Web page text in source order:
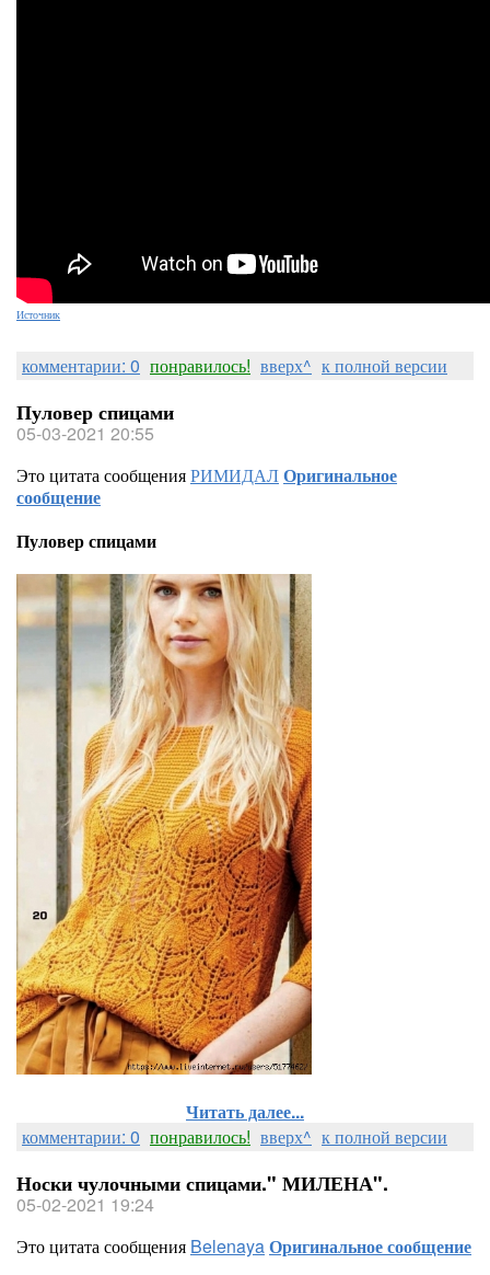
Источник
комментарии: 0 понравилось! вверх^ к полной версии
Пуловер спицами
05-03-2021 20:55
Это цитата сообщенияРИМИДАЛОригинальное
сообщение
Пуловер спицами
Читать далее...
комментарии: 0 понравилось! вверх^ к полной версии
Носки чулочными спицами." МИЛЕНА".
05-02-2021 19:24
Это цитата сообщения BelenayaОригинальное сообщение